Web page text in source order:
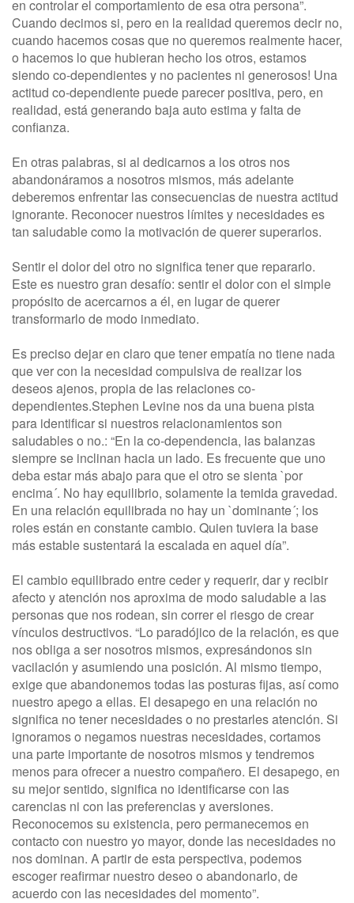
en controlar el comportamiento de esa otra persona”.
Cuando decimos si, pero en la realidad queremos decir no,
cuando hacemos cosas que no queremos realmente hacer,
o hacemos lo que hubieran hecho los otros, estamos
siendo co-dependientes y no pacientes ni generosos! Una
actitud co-dependiente puede parecer positiva, pero, en
realidad, está generando baja auto estima y falta de
confianza.
En otras palabras, si al dedicarnos a los otros nos
abandonáramos a nosotros mismos, más adelante
deberemos enfrentar las consecuencias de nuestra actitud
ignorante. Reconocer nuestros límites y necesidades es
tan saludable como la motivación de querer superarlos.
Sentir el dolor del otro no significa tener que repararlo.
Este es nuestro gran desafío: sentir el dolor con el simple
propósito de acercarnos a él, en lugar de querer
transformarlo de modo inmediato.
Es preciso dejar en claro que tener empatía no tiene nada
que ver con la necesidad compulsiva de realizar los
deseos ajenos, propia de las relaciones co-
dependientes.Stephen Levine nos da una buena pista
para identificar si nuestros relacionamientos son
saludables o no.: “En la co-dependencia, las balanzas
siempre se inclinan hacia un lado. Es frecuente que uno
deba estar más abajo para que el otro se sienta `por
encima´. No hay equilibrio, solamente la temida gravedad.
En una relación equilibrada no hay un `dominante´; los
roles están en constante cambio. Quien tuviera la base
más estable sustentará la escalada en aquel día”.
El cambio equilibrado entre ceder y requerir, dar y recibir
afecto y atención nos aproxima de modo saludable a las
personas que nos rodean, sin correr el riesgo de crear
vínculos destructivos. “Lo paradójico de la relación, es que
nos obliga a ser nosotros mismos, expresándonos sin
vacilación y asumiendo una posición. Al mismo tiempo,
exige que abandonemos todas las posturas fijas, así como
nuestro apego a ellas. El desapego en una relación no
significa no tener necesidades o no prestarles atención. Si
ignoramos o negamos nuestras necesidades, cortamos
una parte importante de nosotros mismos y tendremos
menos para ofrecer a nuestro compañero. El desapego, en
su mejor sentido, significa no identificarse con las
carencias ni con las preferencias y aversiones.
Reconocemos su existencia, pero permanecemos en
contacto con nuestro yo mayor, donde las necesidades no
nos dominan. A partir de esta perspectiva, podemos
escoger reafirmar nuestro deseo o abandonarlo, de
acuerdo con las necesidades del momento”.